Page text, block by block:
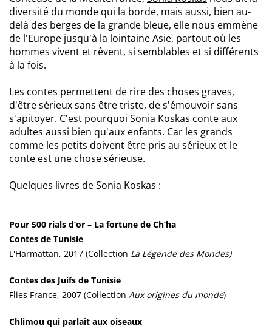
diversité du monde qui la borde, mais aussi, bien au-
delà des berges de la grande bleue, elle nous emmène
de l'Europe jusqu'à la lointaine Asie, partout où les
hommes vivent et rêvent, si semblables et si différents
à la fois.
Les contes permettent de rire des choses graves,
d'être sérieux sans être triste, de s'émouvoir sans
s'apitoyer. C'est pourquoi Sonia Koskas conte aux
adultes aussi bien qu'aux enfants. Car les grands
comme les petits doivent être pris au sérieux et le
conte est une chose sérieuse.
Quelques livres de Sonia Koskas :
Pour 500 rials d’or – La fortune de Ch’ha
Contes de Tunisie
L'Harmattan, 2017 (Collection La Légende des Mondes)
Contes des Juifs de Tunisie
Flies France, 2007 (Collection Aux origines du monde)
Chlimou qui parlait aux oiseaux